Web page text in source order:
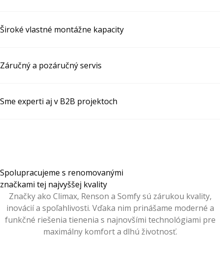
Široké vlastné montážne kapacity
Záručný a pozáručný servis
Sme experti aj v B2B projektoch
Spolupracujeme s renomovanými
značkami tej najvyššej kvality
Značky ako Climax, Renson a Somfy sú zárukou kvality,
inovácií a spoľahlivosti. Vďaka nim prinášame moderné a
funkčné riešenia tienenia s najnovšími technológiami pre
maximálny komfort a dlhú životnosť.